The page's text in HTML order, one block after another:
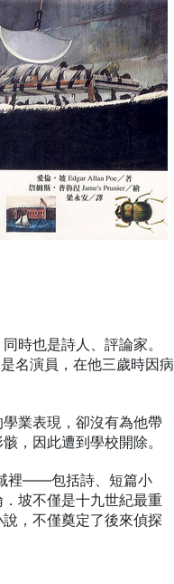
時也是詩人、評論家。
名演員，在他三歲時因病
業表現，卻沒有為他帶
，因此遭到學校開除。
裡——包括詩、短篇小
坡不僅是十九世紀最重
，不僅奠定了後來偵探